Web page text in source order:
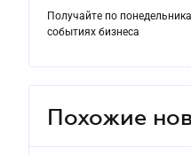
Получайте по
событиях бизнеса
Похожие